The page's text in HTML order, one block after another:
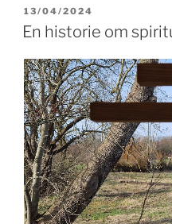
en
lottokupon,
UDGIVET
DEN
13/04/2024
En historie om